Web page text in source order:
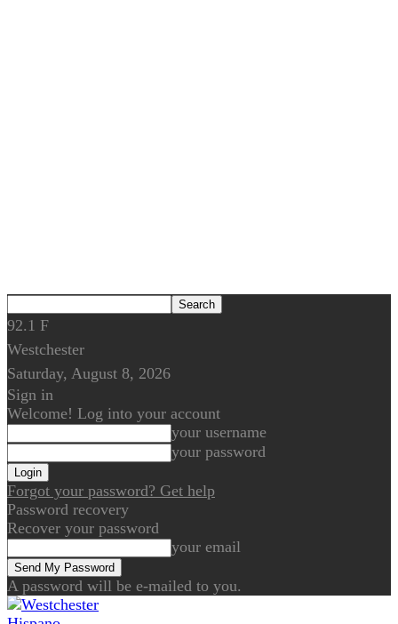
92.1 F
Westchester
Saturday, August 8, 2026
Sign in
Welcome! Log into your account
your username
your password
Forgot your password? Get help
Password recovery
Recover your password
your email
A password will be e-mailed to you.